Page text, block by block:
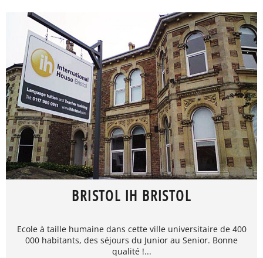
BRISTOL IH BRISTOL
Ecole à taille humaine dans cette ville universitaire de 400
000 habitants, des séjours du Junior au Senior. Bonne
qualité !...